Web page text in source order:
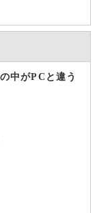
中がPCと違う